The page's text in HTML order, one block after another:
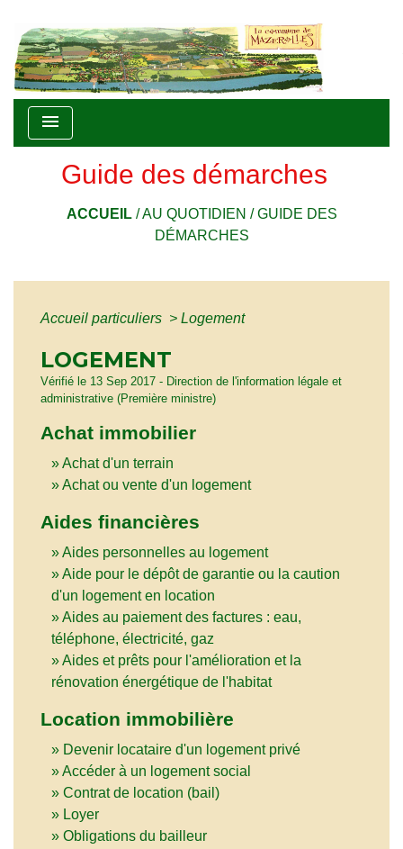
menu
Guide des démarches
ACCUEIL/AU QUOTIDIEN /GUIDE DES
DÉMARCHES
Accueil particuliers > Logement
LOGEMENT
Vérifié le 13 Sep 2017 - Direction de l'information légale et
administrative (Première ministre)
Achat immobilier
Achat d'un terrain
Achat ou vente d'un logement
Aides financières
Aides personnelles au logement
Aide pour le dépôt de garantie ou la caution
d'un logement en location
Aides au paiement des factures : eau,
téléphone, électricité, gaz
Aides et prêts pour l'amélioration et la
rénovation énergétique de l'habitat
Location immobilière
Devenir locataire d'un logement privé
Accéder à un logement social
Contrat de location (bail)
Loyer
Obligations du bailleur